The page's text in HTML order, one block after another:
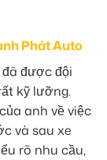
Phát Auto
được đội
kỹ lưỡng.
anh về việc
và sau xe
rõ nhu cầu,